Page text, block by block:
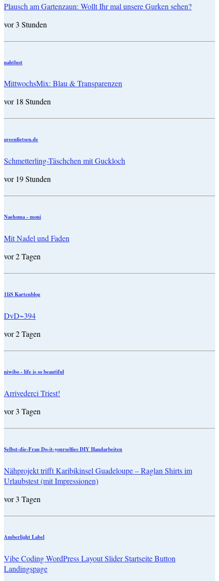
Plausch am Gartenzaun: Wollt Ihr mal unsere Gurken sehen?
vor 3 Stunden
nahtlust
MittwochsMix: Blau & Transparenzen
vor 18 Stunden
greenfietsen.de
Schmetterling-Täschchen mit Guckloch
vor 19 Stunden
Naehoma - moni
Mit Nadel und Faden
vor 2 Tagen
11iS Kartenblog
DvD~394
vor 2 Tagen
niwibo - life is so beautiful
Arrivederci Triest!
vor 3 Tagen
Selbst-die-Frau Do-it-yourselfies DIY Handarbeiten
Nähprojekt trifft Karibikinsel Guadeloupe – Raglan Shirts im
Urlaubstest (mit Impressionen)
vor 3 Tagen
Amberlight Label
Vibe Coding WordPress Layout Slider Startseite Button
Landingspage